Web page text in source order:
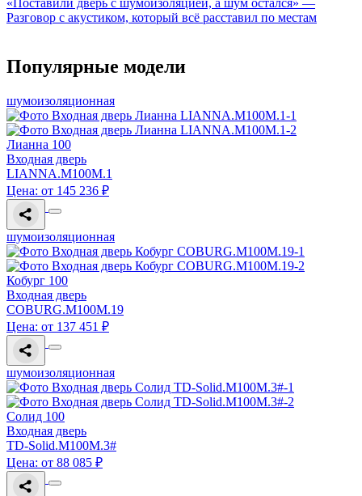
Разговор с акустиком, который всё расставил по местам
Популярные модели
шумоизоляционная
Лианна 100
Входная дверь
LIANNA.M100M.1
Цена: от 145 236 ₽
шумоизоляционная
Кобург 100
Входная дверь
COBURG.M100M.19
Цена: от 137 451 ₽
шумоизоляционная
Солид 100
Входная дверь
TD-Solid.M100M.3#
Цена: от 88 085 ₽